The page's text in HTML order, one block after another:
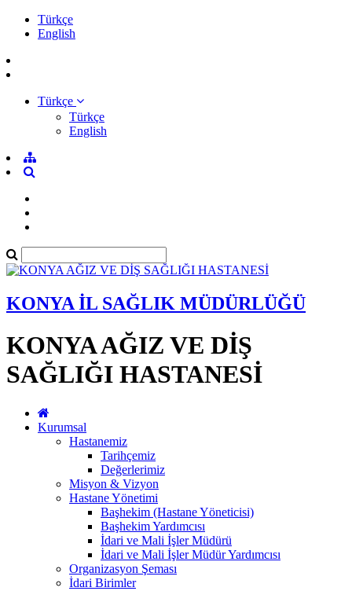
Türkçe
English
Türkçe
Türkçe
English
KONYA İL SAĞLIK MÜDÜRLÜĞÜ
KONYA AĞIZ VE DİŞ
SAĞLIĞI HASTANESİ
Kurumsal
Hastanemiz
Tarihçemiz
Değerlerimiz
Misyon & Vizyon
Hastane Yönetimi
Başhekim (Hastane Yöneticisi)
Başhekim Yardımcısı
İdari ve Mali İşler Müdürü
İdari ve Mali İşler Müdür Yardımcısı
Organizasyon Şeması
İdari Birimler